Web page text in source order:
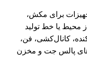
برای مکش،
محیط یا خط تولید
کانال‌کشی، فن،
پالس جت و مخزن